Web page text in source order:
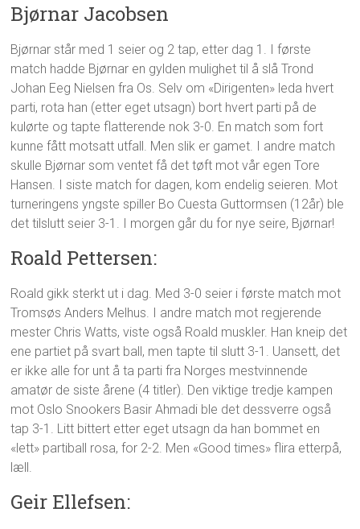
Bjørnar Jacobsen
Bjørnar står med 1 seier og 2 tap, etter dag 1. I første
match hadde Bjørnar en gylden mulighet til å slå Trond
Johan Eeg Nielsen fra Os. Selv om «Dirigenten» leda hvert
parti, rota han (etter eget utsagn) bort hvert parti på de
kulørte og tapte flatterende nok 3-0. En match som fort
kunne fått motsatt utfall. Men slik er gamet. I andre match
skulle Bjørnar som ventet få det tøft mot vår egen Tore
Hansen. I siste match for dagen, kom endelig seieren. Mot
turneringens yngste spiller Bo Cuesta Guttormsen (12år) ble
det tilslutt seier 3-1. I morgen går du for nye seire, Bjørnar!
Roald Pettersen:
Roald gikk sterkt ut i dag. Med 3-0 seier i første match mot
Tromsøs Anders Melhus. I andre match mot regjerende
mester Chris Watts, viste også Roald muskler. Han kneip det
ene partiet på svart ball, men tapte til slutt 3-1. Uansett, det
er ikke alle for unt å ta parti fra Norges mestvinnende
amatør de siste årene (4 titler). Den viktige tredje kampen
mot Oslo Snookers Basir Ahmadi ble det dessverre også
tap 3-1. Litt bittert etter eget utsagn da han bommet en
«lett» partiball rosa, for 2-2. Men «Good times» flira etterpå,
læll.
Geir Ellefsen: